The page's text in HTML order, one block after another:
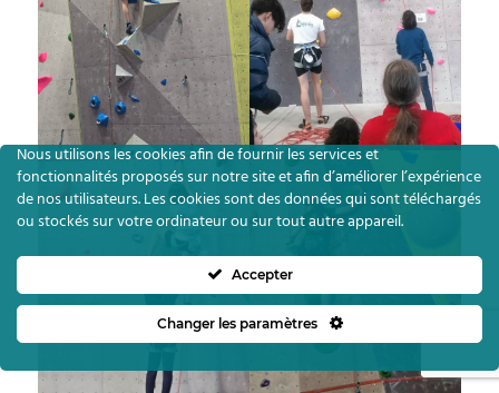
Nous utilisons les cookies afin de fournir les services et
fonctionnalités proposés sur notre site et afin d’améliorer l’expérience
de nos utilisateurs. Les cookies sont des données qui sont téléchargés
ou stockés sur votre ordinateur ou sur tout autre appareil.
Accepter
Changer les paramètres